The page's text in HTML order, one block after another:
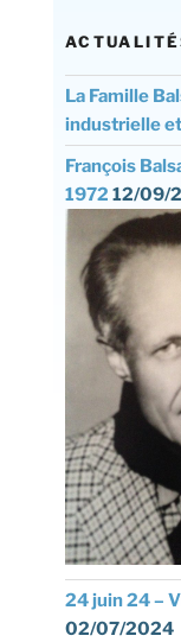
La Famille
industrielle
François
1972 12/09/
24 juin 24 –
02/07/2024